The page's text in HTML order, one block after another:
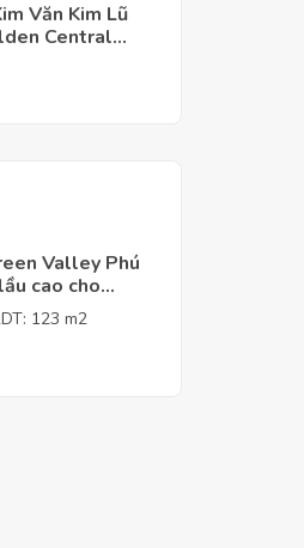
Văn Kim Lũ
Central
Valley Phú
cao cho
DT: 123 m2